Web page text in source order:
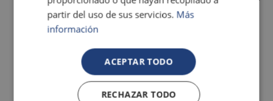
partir del uso de sus servicios. Más
información
ACEPTAR TODO
RECHAZAR TODO